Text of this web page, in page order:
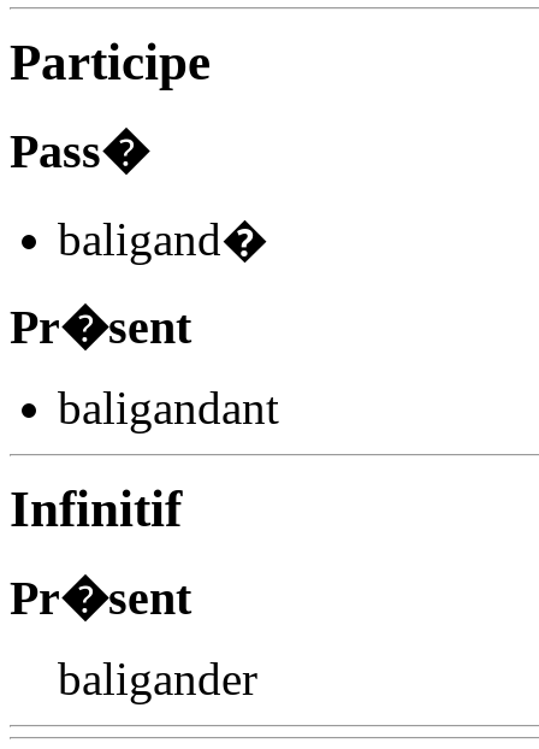
Participe
Pass�
baligand�
Pr�sent
baligandant
Infinitif
Pr�sent
baligander